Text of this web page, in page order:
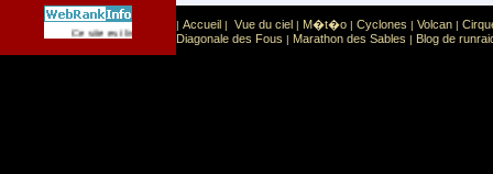
Ce site est list� dans la cat�gorie Sport: Sports extr�mes
| Accueil | Vue du ciel | M�t�o | Cyclones | Volcan |
Diagonale des Fous | Marathon des Sables | Blog de